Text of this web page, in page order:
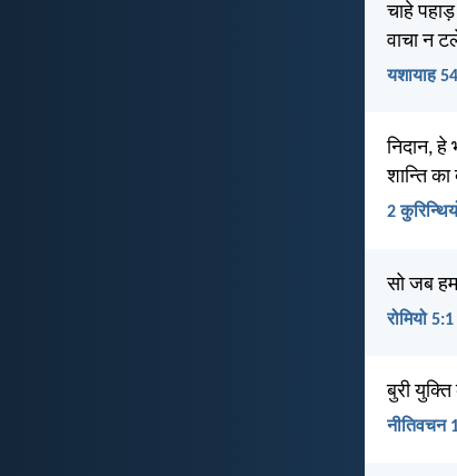
चाहे
वाचा न
यशायाह
निदान,
शान्ति का
2
सो जब
रोमियो 5:1
बुरी
नीतिवचन